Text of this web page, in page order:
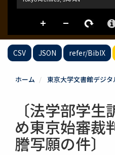
CSV JSON refer/BibIX
ホーム 東京大学文書館デジ
〔法学部学
め東京始審裁
謄写願の件〕